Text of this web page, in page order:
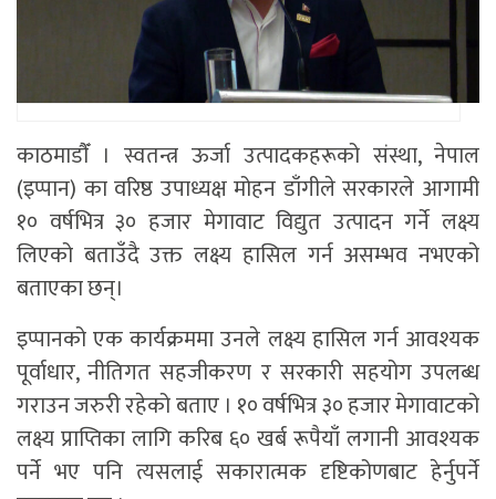
काठमाडाैँ । स्वतन्त्र ऊर्जा उत्पादकहरूको संस्था, नेपाल
(इप्पान) का वरिष्ठ उपाध्यक्ष मोहन डाँगीले सरकारले आगामी
१० वर्षभित्र ३० हजार मेगावाट विद्युत उत्पादन गर्ने लक्ष्य
लिएको बताउँदै उक्त लक्ष्य हासिल गर्न असम्भव नभएको
बताएका छन्।
इप्पानको एक कार्यक्रममा उनले लक्ष्य हासिल गर्न आवश्यक
पूर्वाधार, नीतिगत सहजीकरण र सरकारी सहयोग उपलब्ध
गराउन जरुरी रहेको बताए । १० वर्षभित्र ३० हजार मेगावाटको
लक्ष्य प्राप्तिका लागि करिब ६० खर्ब रूपैयाँ लगानी आवश्यक
पर्ने भए पनि त्यसलाई सकारात्मक दृष्टिकोणबाट हेर्नुपर्ने